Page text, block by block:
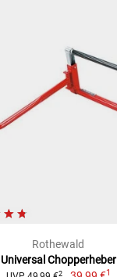
Rothewald
Universal Chopperheber
2 1